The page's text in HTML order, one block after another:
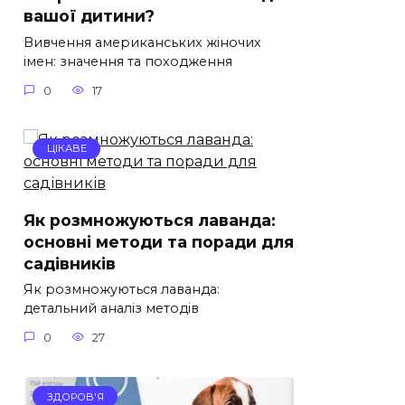
вашої дитини?
Вивчення американських жіночих
імен: значення та походження
0 17
ЦІКАВЕ
Як розмножуються лаванда:
основні методи та поради для
садівників
Як розмножуються лаванда:
детальний аналіз методів
0 27
ЗДОРОВ'Я